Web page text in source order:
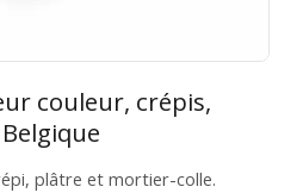
couleur, crépis,
plâtre et mortier-colle.